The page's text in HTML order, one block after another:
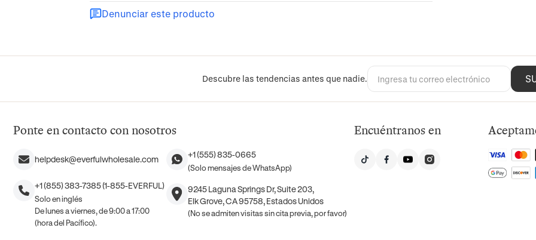
Denunciar este producto
Descubre las tendencias antes que nadie.
Ponte en contacto con nosotros
helpdesk@everfulwholesale.com
+1 (855) 383-7385 (1-855-EVERFUL)
Solo en inglés
De lunes a viernes, de 9:00 a 17:00
(hora del Pacífico).
+1 (555) 835-0665
(Solo mensajes de WhatsApp)
9245 Laguna Springs Dr, Suite 203,
Elk Grove, CA 95758, Estados Unidos
(No se admiten visitas sin cita previa, por favor)
Encuéntranos en